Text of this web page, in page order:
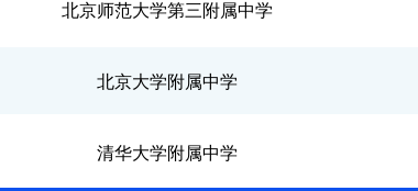
北京师范大学第三附属中学
北京大学附属中学
清华大学附属中学